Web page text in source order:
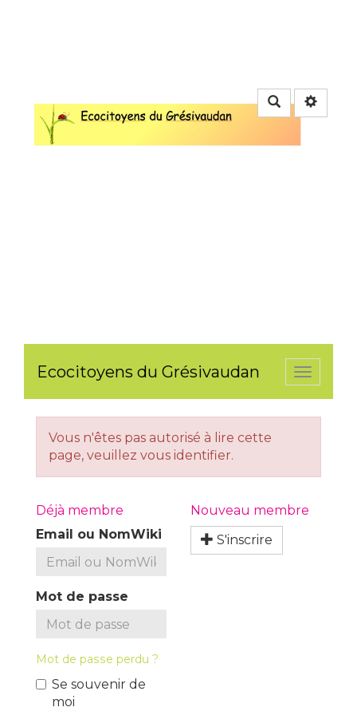
Rechercher
Toggle
Ecocitoyens du Grésivaudan
Vous n'êtes pas autorisé à lire cette
page, veuillez vous identifier.
Déjà membre
Email ou NomWiki
Mot de passe
Mot de passe perdu ?
Se souvenir de
moi
Nouveau membre
S'inscrire